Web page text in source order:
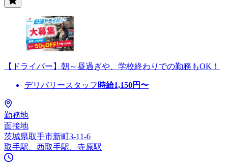
【ドライバー】朝～昼過ぎや、学校終わりでの勤務もOK！
デリバリースタッフ 時給1,150円〜
勤務地
面接地
茨城県取手市新町3-11-6
取手駅、西取手駅、寺原駅